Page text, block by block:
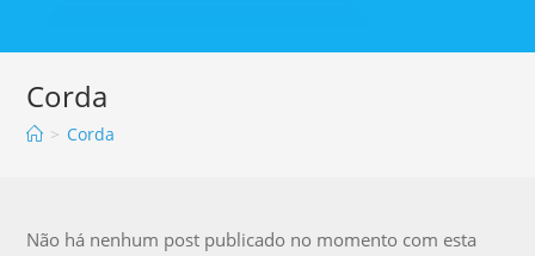
Corda
> Corda
Não há nenhum post publicado no momento com esta